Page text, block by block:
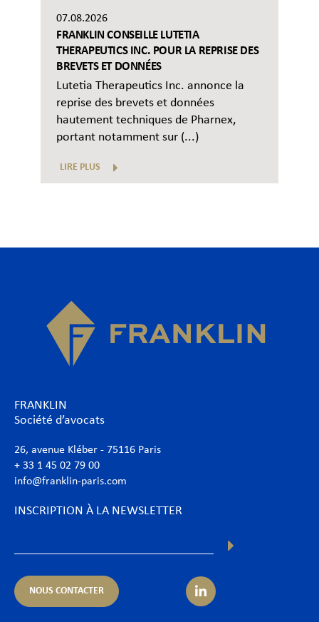
07.08.2026
FRANKLIN CONSEILLE LUTETIA
THERAPEUTICS INC. POUR LA REPRISE DES
BREVETS ET DONNÉES
Lutetia Therapeutics Inc. annonce la
reprise des brevets et données
hautement techniques de Pharnex,
portant notamment sur (...)
LIRE PLUS
FRANKLIN
Société d’avocats
26, avenue Kléber - 75116 Paris
+ 33 1 45 02 79 00
info@franklin-paris.com
INSCRIPTION À LA NEWSLETTER
NOUS CONTACTER